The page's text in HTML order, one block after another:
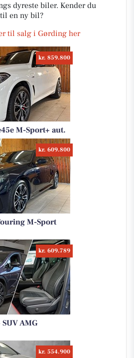
dyreste biler. Kender du
en ny bil?
til salg i Gørding her
kr. 859.800
M-Sport+ aut.
kr. 609.800
M-Sport
kr. 609.789
AMG
kr. 554.900